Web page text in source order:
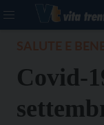
Covid-